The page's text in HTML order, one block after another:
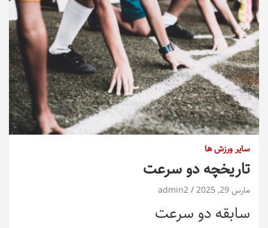
سایر ورزش ها
تاریخچه دو سرعت
مارس 29, 2025 admin2
سابقه دو سرعت